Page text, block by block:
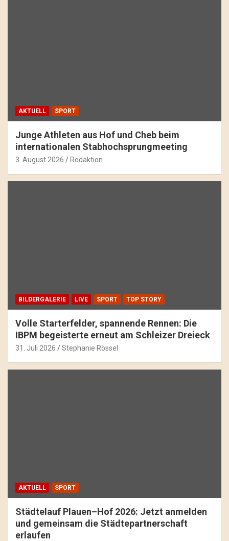
AKTUELL SPORT
Junge Athleten aus Hof und Cheb beim
internationalen Stabhochsprungmeeting
3. August 2026 Redaktion
BILDERGALERIE LIVE SPORT TOP STORY
Volle Starterfelder, spannende Rennen: Die
IBPM begeisterte erneut am Schleizer Dreieck
31. Juli 2026 Stephanie Rössel
AKTUELL SPORT
Städtelauf Plauen–Hof 2026: Jetzt anmelden
und gemeinsam die Städtepartnerschaft
erlaufen